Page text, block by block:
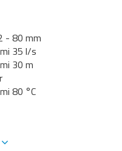
- 80 mm
35 l/s
30 m
80 °C